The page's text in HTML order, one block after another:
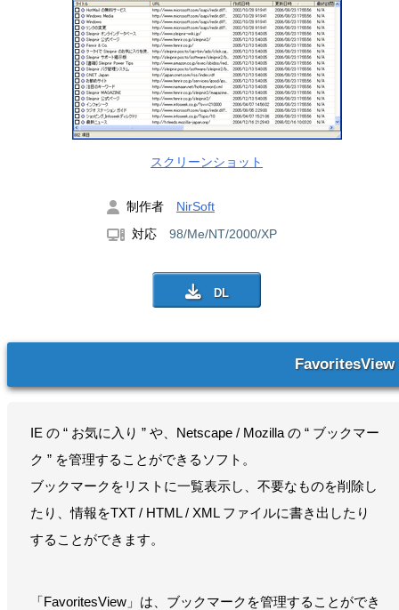
スクリーンショット
制作者 NirSoft
対応 98/Me/NT/2000/XP
FavoritesView
IE の “ お気に入り ” や、Netscape / Mozilla の “ ブックマー
ク ” を管理することができるソフト。
ブックマークをリストに一覧表示し、不要なものを削除し
たり、情報をTXT / HTML / XML ファイルに書き出したり
することができます。
「FavoritesView」は、ブックマークを管理することができ